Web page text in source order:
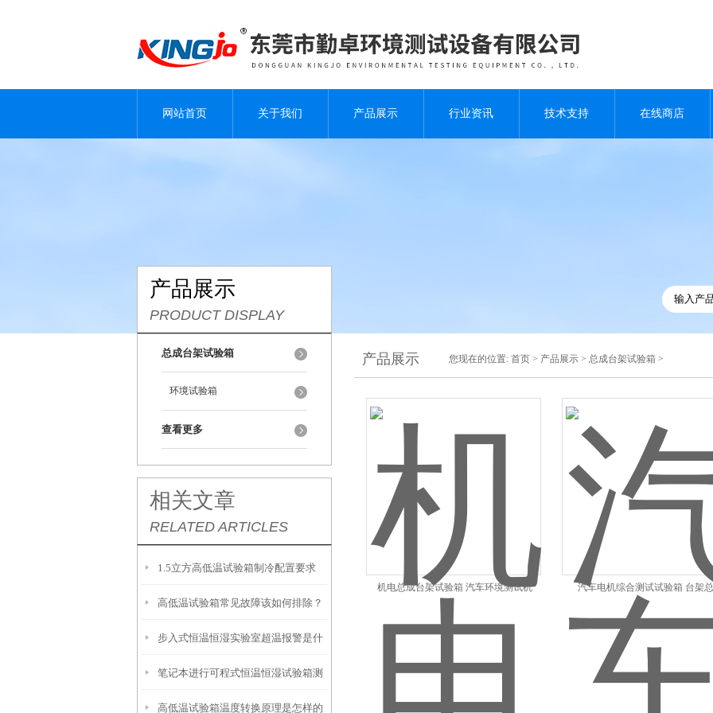
网站首页 关于我们 产品展示 行业资讯 技术支持 在线商店
产品展示
PRODUCT DISPLAY
总成台架试验箱
环境试验箱
查看更多
相关文章
RELATED ARTICLES
1.5立方高低温试验箱制冷配置要求
高低温试验箱常见故障该如何排除？
步入式恒温恒湿实验室超温报警是什
么原因
笔记本进行可程式恒温恒湿试验箱测
试的好处
高低温试验箱温度转换原理是怎样的
产品展示 您现在的位置: 首页 > 产品展示 > 总成台架试验箱 >
机电总成台架试验箱 汽车环境测试机 汽车电机综合测试试验箱 台架